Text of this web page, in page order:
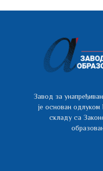
Завод за
је основан
складу са